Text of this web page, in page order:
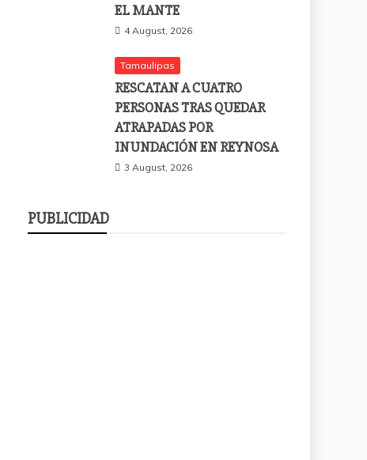
EL MANTE
4 August, 2026
Tamaulipas
RESCATAN A CUATRO
PERSONAS TRAS QUEDAR
ATRAPADAS POR
INUNDACIÓN EN REYNOSA
3 August, 2026
PUBLICIDAD